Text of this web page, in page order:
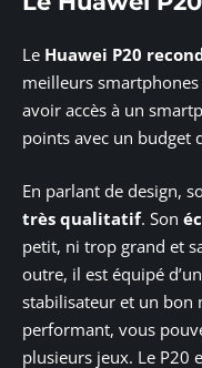
Le Huawei P20
meilleurs
avoir accès à un
points avec un budget
En parlant de design,
très qualitatif. Son
petit, ni trop grand et
outre, il est équipé
stabilisateur et un bon
performant, vous
plusieurs jeux. Le P20